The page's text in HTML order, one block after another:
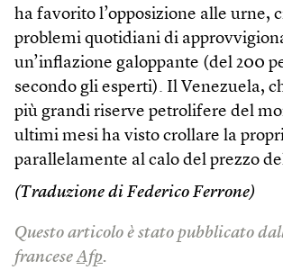
ha favorito l’opposizione alle urne,
problemi quotidiani di
un’inflazione galoppante (del 200
secondo gli esperti). Il Venezuela,
più grandi riserve petrolifere del
ultimi mesi ha visto crollare la
parallelamente al calo del prezzo
(Traduzione di Federico Ferrone)
Questo articolo è stato pubblicato
franceseAfp.